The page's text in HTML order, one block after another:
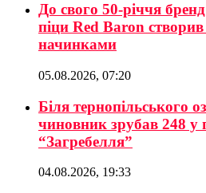
До свого 50-річчя
піци Red Baron створив
начинками
05.08.2026, 07:20
Біля тернопільського
чиновник зрубав 248 у
“Загребелля”
04.08.2026, 19:33